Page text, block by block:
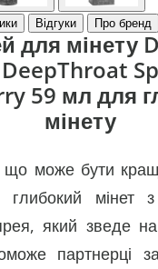
Відгуки Про бренд
для мінету
59 мл для
мінету
що може бути
глибокий мінет
який зведе
партнерці